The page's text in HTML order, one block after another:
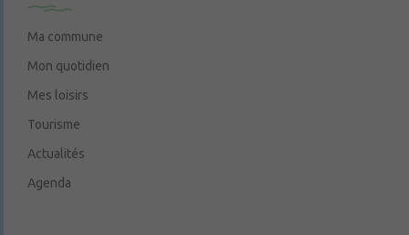
Ma commune
Mon quotidien
Mes loisirs
Tourisme
Actualités
Agenda